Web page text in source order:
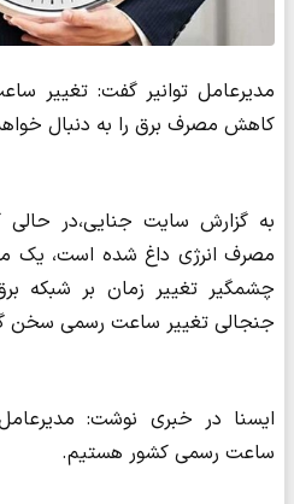
کاهش مصرف برق را به دنبال
به گزارش سایت جنایی،در
مصرف انرژی داغ شده است، یک
چشمگیر تغییر زمان بر شبکه
جنجالی تغییر ساعت رسمی سخن
ایسنا در خبری نوشت:
ساعت رسمی کشور هستیم.